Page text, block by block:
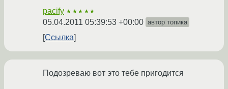
pacify ★★★★★
05.04.2011 05:39:53 +00:00 автор топика
Ссылка
Подозреваю вот это тебе пригодится